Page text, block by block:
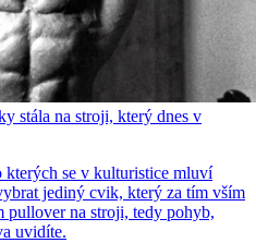
stála na stroji, který dnes v
kterých se v kulturistice mluví
jediný cvik, který za tím vším
pullover na stroji, tedy pohyb,
uvidíte.